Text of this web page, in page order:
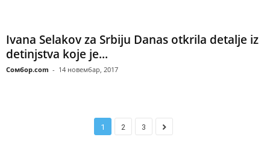
Ivana Selakov za Srbiju Danas otkrila detalje iz
detinjstva koje je...
Сомбор.com - 14 новембар, 2017
1 2 3